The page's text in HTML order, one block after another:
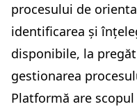
procesului de
identificarea și
disponibile, la
gestionarea
Platformă are